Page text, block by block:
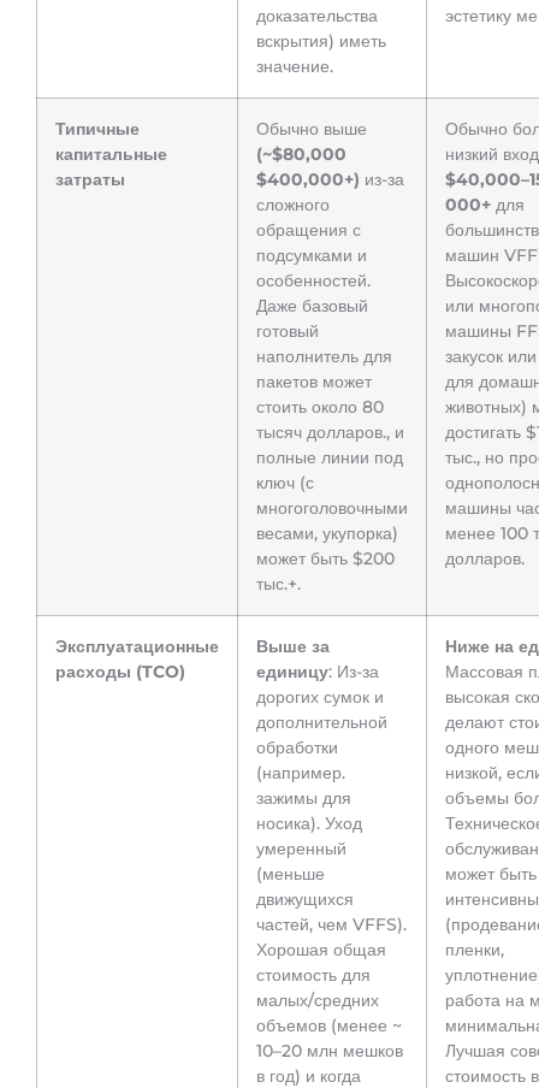
доказательства
вскрытия) иметь
значение.
эстетику
Типичные
капитальные
затраты
Обычно выше
(~$80,000
$400,000+) из-за
сложного
обращения с
подсумками и
особенностей.
Даже базовый
готовый
наполнитель для
пакетов может
стоить около 80
тысяч долларов., и
полные линии под
ключ (с
многоголовочными
весами, укупорка)
может быть $200
тыс.+.
Обычно
низкий
000+ для
машин
или
машины
закусок
для
животных)
достигать
тыс., но
машины
менее 100
долларов.
Эксплуатационные
расходы (TCO)
Выше за
единицу: Из-за
дорогих сумок и
дополнительной
обработки
(например.
зажимы для
носика). Уход
умеренный
(меньше
движущихся
частей, чем VFFS).
Хорошая общая
стоимость для
малых/средних
объемов (менее ~
10–20 млн мешков
в год) и когда
Ниже на
Массовая
высокая
делают
одного
низкой,
объемы
может
пленки,
работа на
Лучшая
стоимость